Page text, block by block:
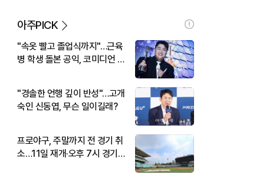
아주PICK
"속옷 빨고 졸업식까지"…근육
병 학생 돌본 공익, 코미디언 김
"경솔한 언행 깊이 반성"…고개
숙인 신동엽, 무슨 일이길래?
프로야구, 주말까지 전 경기 취
소…11일 재개·오후 7시 경기